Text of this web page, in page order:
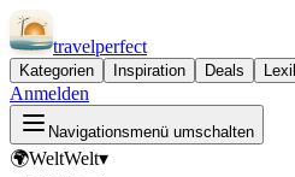
travelperfect
Kategorien Inspiration Deals
Anmelden
Navigationsmenü umschalten
🌍WeltWelt▾